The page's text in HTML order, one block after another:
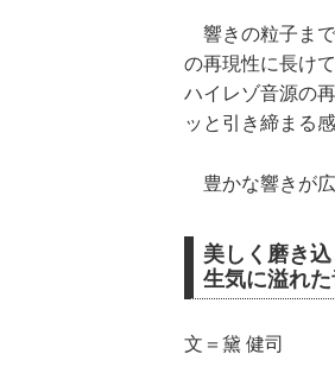
響きの粒子まで
の再現性に長け
ハイレゾ音源の
ッと引き締まる感
豊かな響きが広
美しく磨き
生気に溢れ
文＝黛 健司